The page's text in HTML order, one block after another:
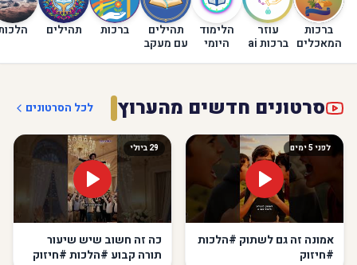
ברכות
המאכלים
עוזר
ברכות ai
הלימוד
היומי
תהילים
עם מעקב
ברכות תהילים
סרטונים חדשים מהערוץ לכל הסרטונים
לפני 5 ימים
אמונה זה גם לשתוק #הלכות
#חיזוק
29 ביולי
כה זה חשוב שיש שיעור
תורה קבוע #הלכות #חיזוק